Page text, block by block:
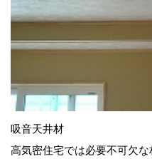
吸音天井材
高気密住宅では必要不可欠